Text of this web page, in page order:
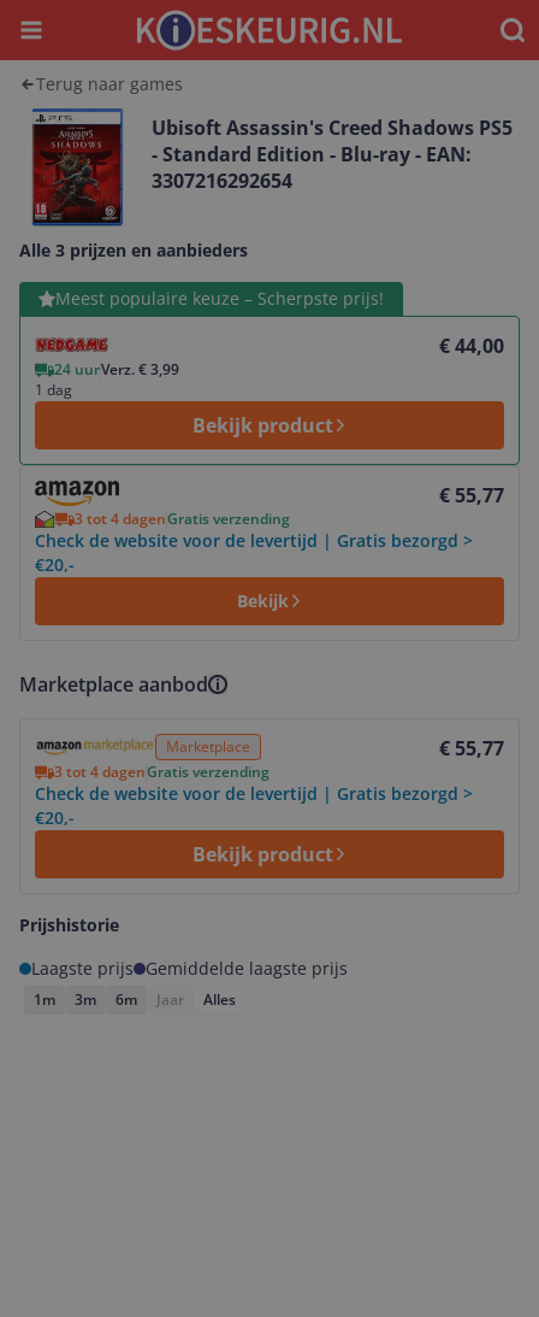
Menu
Terug naar games
Ubisoft Assassin's Creed Shadows PS5
- Standard Edition - Blu-ray - EAN:
3307216292654
Alle 3 prijzen en aanbieders
Meest populaire keuze – Scherpste prijs!
€ 44,00
24 uurVerz. € 3,99
1 dag
Bekijk product
Bekijk product
€ 55,77
3 tot 4 dagenGratis verzending
Check de website voor de levertijd | Gratis bezorgd >
€20,-
Bekijk
Bekijk product
Marketplace aanbod
Marketplace € 55,77
3 tot 4 dagenGratis verzending
Check de website voor de levertijd | Gratis bezorgd >
€20,-
Bekijk product
Prijshistorie
Laagste prijs
Gemiddelde laagste prijs
1m 3m 6m Jaar Alles